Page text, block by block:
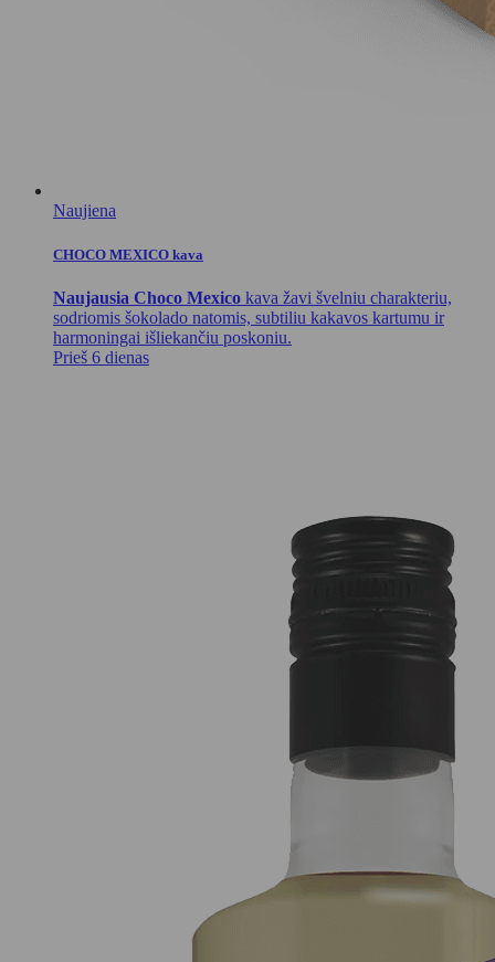
Naujiena
CHOCO MEXICO kava
Naujausia Choco Mexico kava žavi švelniu charakteriu,
sodriomis šokolado natomis, subtiliu kakavos kartumu ir
harmoningai išliekančiu poskoniu.
Prieš 6 dienas